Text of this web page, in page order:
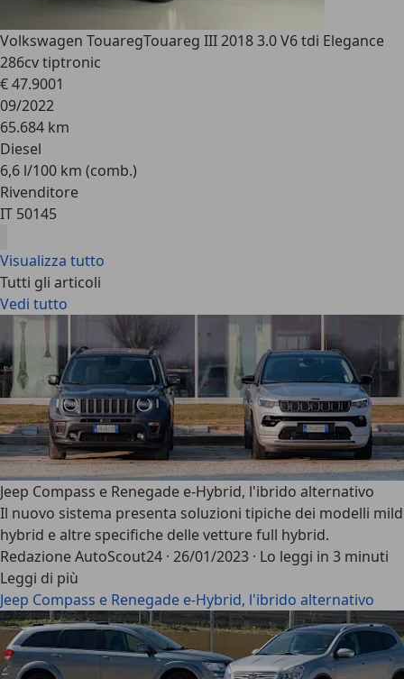
Volkswagen TouaregTouareg III 2018 3.0 V6 tdi Elegance
286cv tiptronic
€ 47.9001
09/2022
65.684 km
Diesel
6,6 l/100 km (comb.)
Rivenditore
IT 50145
Visualizza tutto
Tutti gli articoli
Vedi tutto
Jeep Compass e Renegade e-Hybrid, l'ibrido alternativo
Il nuovo sistema presenta soluzioni tipiche dei modelli mild
hybrid e altre specifiche delle vetture full hybrid.
Redazione AutoScout24 · 26/01/2023 · Lo leggi in 3 minuti
Leggi di più
Jeep Compass e Renegade e-Hybrid, l'ibrido alternativo